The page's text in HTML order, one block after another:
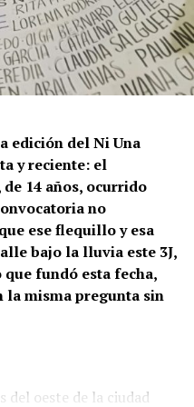
de (no)
edición del Ni Una
y reciente: el
14 años, ocurrido
no
ese flequillo y esa
bajo la lluvia este 3J,
fundó esta fecha,
la misma pregunta sin
oeste de la ciudad